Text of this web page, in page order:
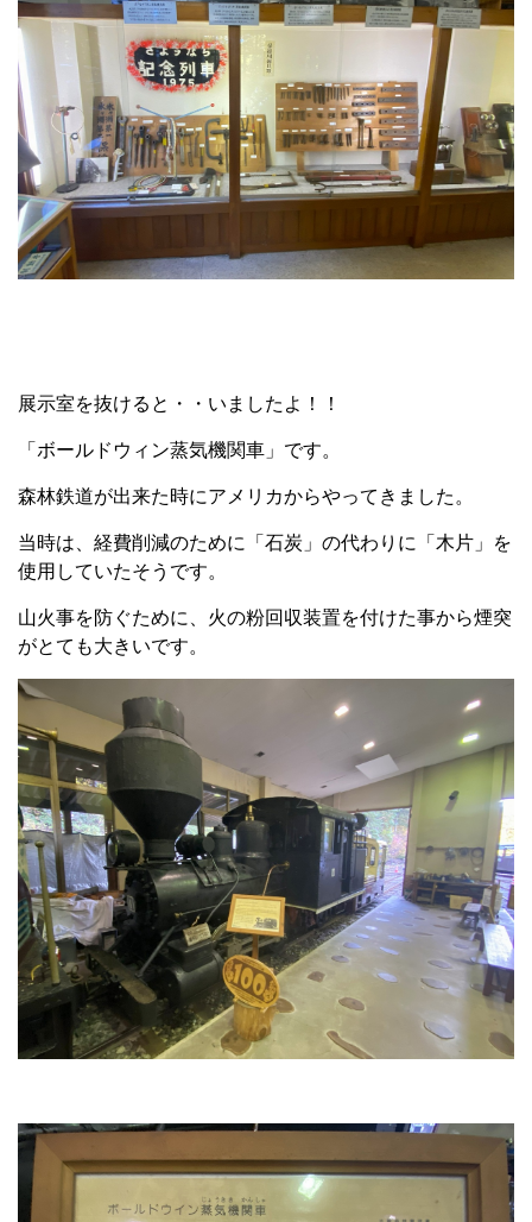
展示室を抜けると・・いましたよ！！
「ボールドウィン蒸気機関車」です。
森林鉄道が出来た時にアメリカからやってきました。
当時は、経費削減のために「石炭」の代わりに「木片」を
使用していたそうです。
山火事を防ぐために、火の粉回収装置を付けた事から煙突
がとても大きいです。